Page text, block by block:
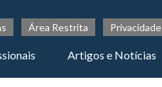
Área Restrita Privacidade
Artigos e Notícias